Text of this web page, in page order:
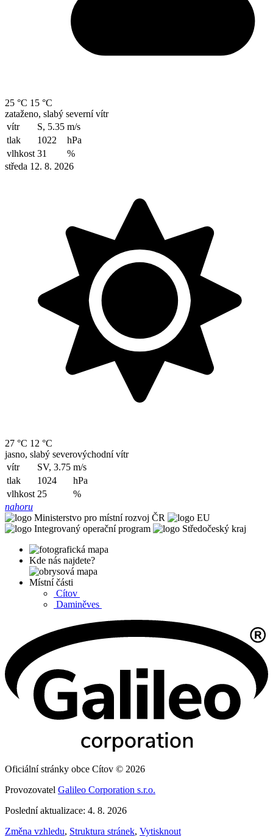
25 °C 15 °C
zataženo, slabý severní vítr
vítr
S, 5.35 m/s
tlak
1022
hPa
vlhkost 31
%
středa 12. 8. 2026
27 °C 12 °C
jasno, slabý severovýchodní vítr
vítr
SV, 3.75 m/s
tlak
1024
hPa
vlhkost 25
%
nahoru
Kde nás najdete?
Místní části
Cítov
Daminěves
Oficiální stránky obce Cítov © 2026
Provozovatel Galileo Corporation s.r.o.
Poslední aktualizace: 4. 8. 2026
Změna vzhledu, Struktura stránek, Vytisknout